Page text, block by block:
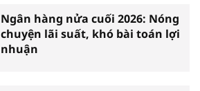
Ngân hàng nửa cuối 2026: Nóng
chuyện lãi suất, khó bài toán lợi
nhuận